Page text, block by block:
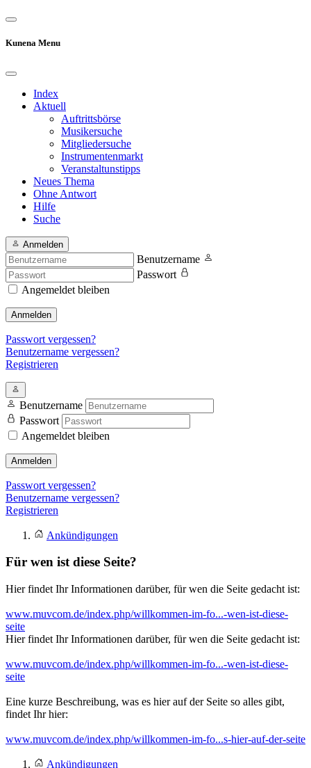
Kunena Menu
Index
Aktuell
Auftrittsbörse
Musikersuche
Mitgliedersuche
Instrumentenmarkt
Veranstaltunstipps
Neues Thema
Ohne Antwort
Hilfe
Suche
Anmelden
Benutzername
Passwort
Angemeldet bleiben
Anmelden
Passwort vergessen?
Benutzername vergessen?
Registrieren
Benutzername
Passwort
Angemeldet bleiben
Anmelden
Passwort vergessen?
Benutzername vergessen?
Registrieren
Ankündigungen
Für wen ist diese Seite?
Hier findet Ihr Informationen darüber, für wen die Seite gedacht ist:
www.muvcom.de/index.php/willkommen-im-fo...-wen-ist-diese-
seite
Hier findet Ihr Informationen darüber, für wen die Seite gedacht ist:
www.muvcom.de/index.php/willkommen-im-fo...-wen-ist-diese-
seite
Eine kurze Beschreibung, was es hier auf der Seite so alles gibt,
findet Ihr hier:
www.muvcom.de/index.php/willkommen-im-fo...s-hier-auf-der-seite
Ankündigungen